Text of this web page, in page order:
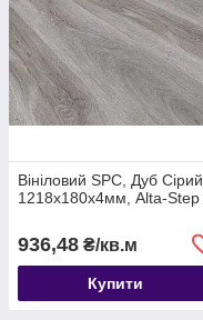
Вініловий SPC, Дуб Сірий,
1218х180х4мм, Alta-Step
936,48 ₴/кв.м
Купити